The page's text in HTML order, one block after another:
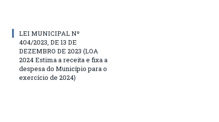
LEI MUNICIPAL Nº
404/2023, DE 13 DE
DEZEMBRO DE 2023 (LOA
2024 Estima a receita e fixa a
despesa do Município para o
exercício de 2024)